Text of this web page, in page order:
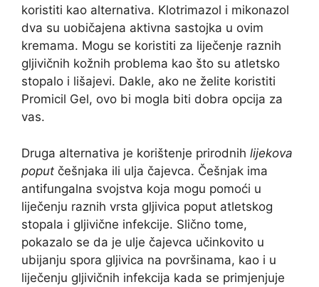
koristiti kao alternativa. Klotrimazol i mikonazol
dva su uobičajena aktivna sastojka u ovim
kremama. Mogu se koristiti za liječenje raznih
gljivičnih kožnih problema kao što su atletsko
stopalo i lišajevi. Dakle, ako ne želite koristiti
Promicil Gel, ovo bi mogla biti dobra opcija za
vas.
Druga alternativa je korištenje prirodnih lijekova
poput češnjaka ili ulja čajevca. Češnjak ima
antifungalna svojstva koja mogu pomoći u
liječenju raznih vrsta gljivica poput atletskog
stopala i gljivične infekcije. Slično tome,
pokazalo se da je ulje čajevca učinkovito u
ubijanju spora gljivica na površinama, kao i u
liječenju gljivičnih infekcija kada se primjenjuje